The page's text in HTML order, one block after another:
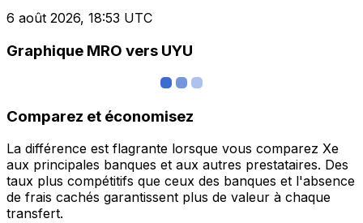
6 août 2026, 18:53 UTC
Graphique MRO vers UYU
Comparez et économisez
La différence est flagrante lorsque vous comparez Xe
aux principales banques et aux autres prestataires. Des
taux plus compétitifs que ceux des banques et l'absence
de frais cachés garantissent plus de valeur à chaque
transfert.